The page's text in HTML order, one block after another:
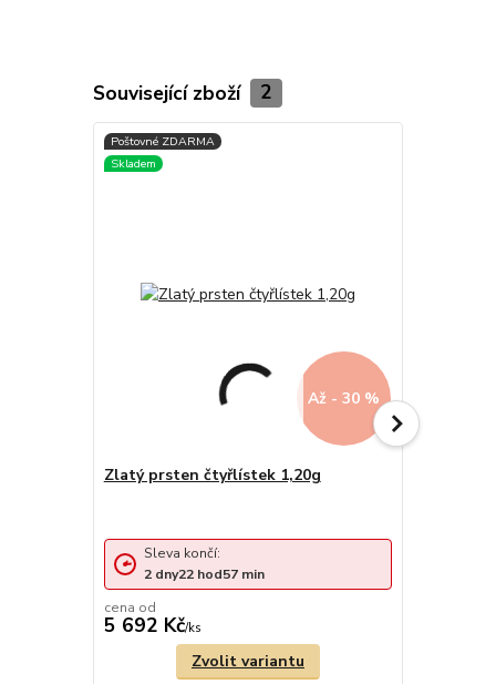
Související zboží 2
Až - 30 %
Zlatý prsten čtyřlístek 1,20g
cena od
5 692 Kč/ks
Sleva končí:
2 dny22 hod57 min
Zvolit variantu